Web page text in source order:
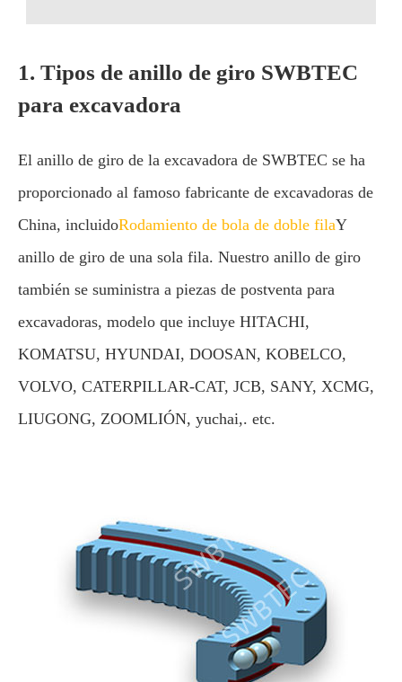
1. Tipos de anillo de giro SWBTEC
para excavadora
El anillo de giro de la excavadora de SWBTEC se ha
proporcionado al famoso fabricante de excavadoras de
China, incluidoRodamiento de bola de doble filaY
anillo de giro de una sola fila. Nuestro anillo de giro
también se suministra a piezas de postventa para
excavadoras, modelo que incluye HITACHI,
KOMATSU, HYUNDAI, DOOSAN, KOBELCO,
VOLVO, CATERPILLAR-CAT, JCB, SANY, XCMG,
LIUGONG, ZOOMLIÓN, yuchai,. etc.